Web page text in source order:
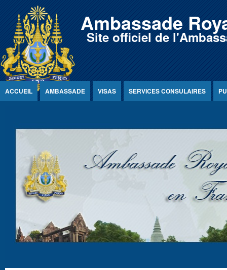
Jump to Content Ambassade
Site officiel de
ACCUEIL AMBASSADE VISAS SERVICES CONSULAIRES